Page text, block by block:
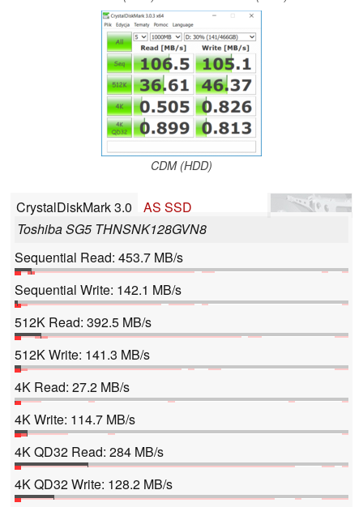
CDM (HDD)
CrystalDiskMark 3.0
AS SSD
Toshiba SG5 THNSNK128GVN8
Sequential Read: 453.7 MB/s
Sequential Write: 142.1 MB/s
512K Read: 392.5 MB/s
512K Write: 141.3 MB/s
4K Read: 27.2 MB/s
4K Write: 114.7 MB/s
4K QD32 Read: 284 MB/s
4K QD32 Write: 128.2 MB/s